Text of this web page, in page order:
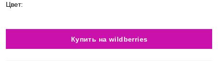
Цвет:
Купить на wildberries